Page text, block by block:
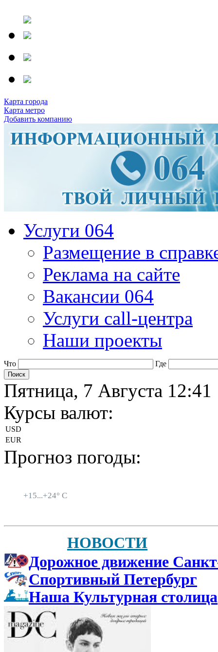
Карта города
Карта метро
Добавить компанию
Услуги 064
Размещение в
Реклама на сайте
Вакансии 064
Услуги call-центра
Наши проекты
Что Где
Пятница, 7 Августа 12:41
Курсы валют:
USD
EUR
Прогноз погоды:
+15...+24° C
НОВОСТИ
Дорожное движение
Спортивный Петербург
Наша Культурная столица